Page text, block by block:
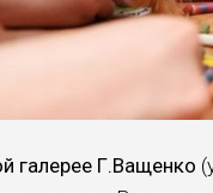
галерее Г.Ващенко